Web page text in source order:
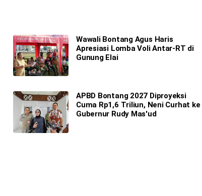
Wawali Bontang Agus Haris
Apresiasi Lomba Voli Antar-RT di
Gunung Elai
APBD Bontang 2027 Diproyeksi
Cuma Rp1,6 Triliun, Neni Curhat ke
Gubernur Rudy Mas'ud